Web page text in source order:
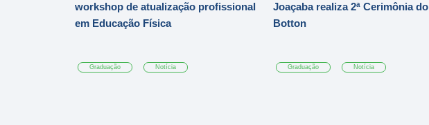
workshop de atualização profissional
em Educação Física
Graduação Notícia
Joaçaba realiza 2ª Cerimônia do
Botton
Graduação Notícia